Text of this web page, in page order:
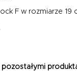
F w rozmiarze 19